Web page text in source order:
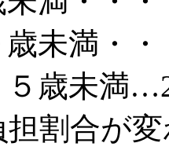
歳未満・
５歳未満
割合が